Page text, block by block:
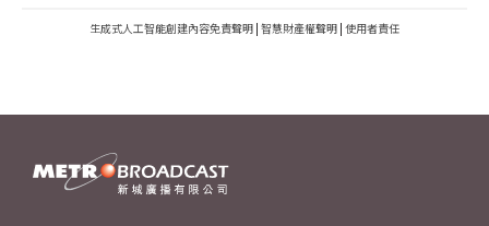
生成式人工智能創建內容免責聲明 | 智慧財產權聲明 | 使用者責任